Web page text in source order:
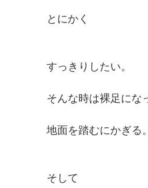
とにかく
すっきりしたい。
そんな時は裸足にな
地面を踏むにかぎる。
そして